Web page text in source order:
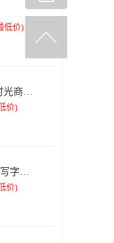
发现科大
政府补
收到政
2.26亿元
值得注意
助的
助相关收
未
年报数
看年报
开利润组
的增长
，科大
较2018
低价)
征鸿·城市时光商务办公楼
价)
芯城科技园写字楼出租
价)